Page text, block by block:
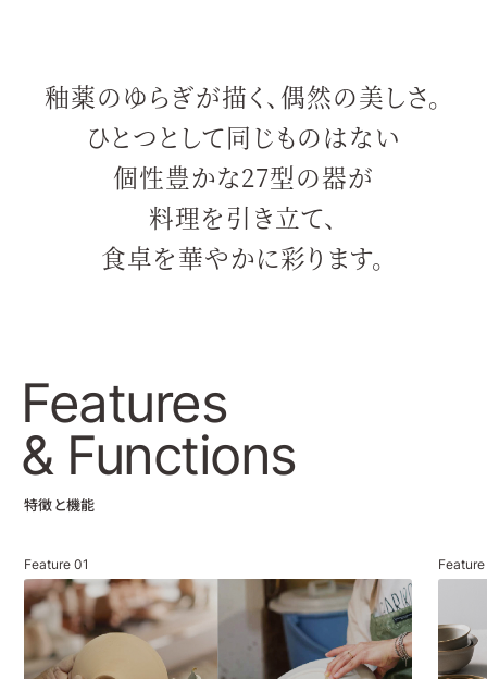
釉薬のゆらぎが描く、偶然の美しさ。
ひとつとして同じものはない
個性豊かな27型の器が
料理を引き立て、
食卓を華やかに彩ります。
Features
& Functions
特徴と機能
Feature 01